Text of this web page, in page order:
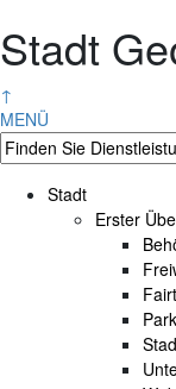
Stadt
↑
MENÜ
Stadt
Erster